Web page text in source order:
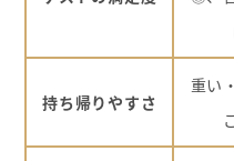
持ち帰りやすさ
重い